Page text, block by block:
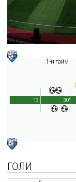
1-й тайм
15' 30'
ГОЛИ